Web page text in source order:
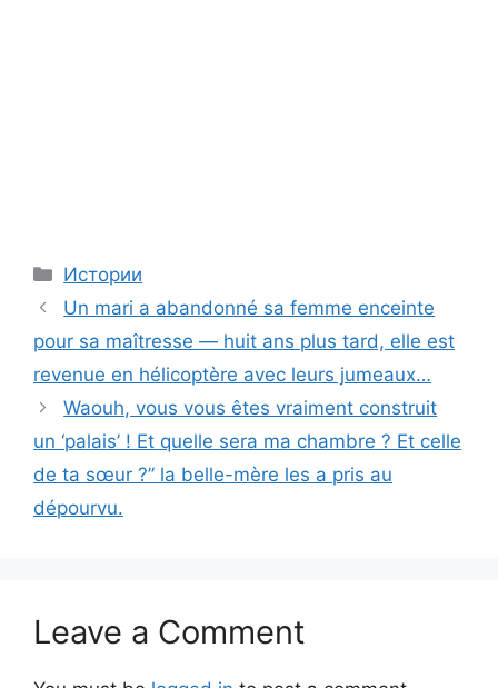
Categories
Истории
Un mari a abandonné sa femme enceinte
pour sa maîtresse — huit ans plus tard, elle est
revenue en hélicoptère avec leurs jumeaux…
Waouh, vous vous êtes vraiment construit
un ‘palais’ ! Et quelle sera ma chambre ? Et celle
de ta sœur ?” la belle-mère les a pris au
dépourvu.
Leave a Comment